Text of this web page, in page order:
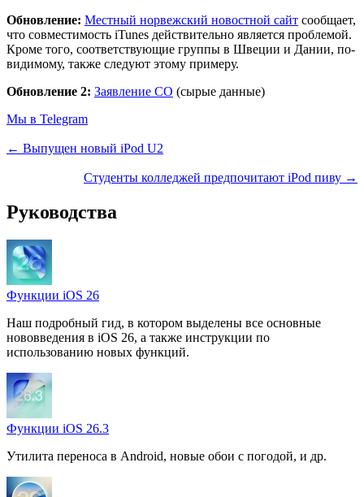
Обновление: Местный норвежский новостной сайт сообщает,
что совместимость iTunes действительно является проблемой.
Кроме того, соответствующие группы в Швеции и Дании, по-
видимому, также следуют этому примеру.
Обновление 2: Заявление CO (сырые данные)
Мы в Telegram
← Выпущен новый iPod U2
Студенты колледжей предпочитают iPod пиву →
Руководства
Функции iOS 26
Наш подробный гид, в котором выделены все основные
нововведения в iOS 26, а также инструкции по
использованию новых функций.
Функции iOS 26.3
Утилита переноса в Android, новые обои с погодой, и др.